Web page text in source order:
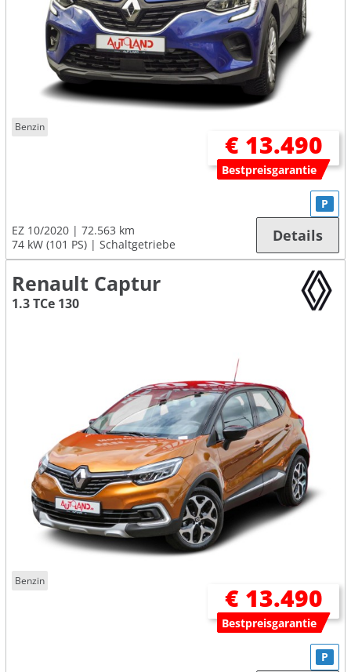
Benzin
€ 13.490
Bestpreisgarantie
EZ 10/2020
72.563 km
74 kW (101 PS)
Schaltgetriebe
P
Details
Renault Captur
1.3 TCe 130
Benzin
€ 13.490
Bestpreisgarantie
P